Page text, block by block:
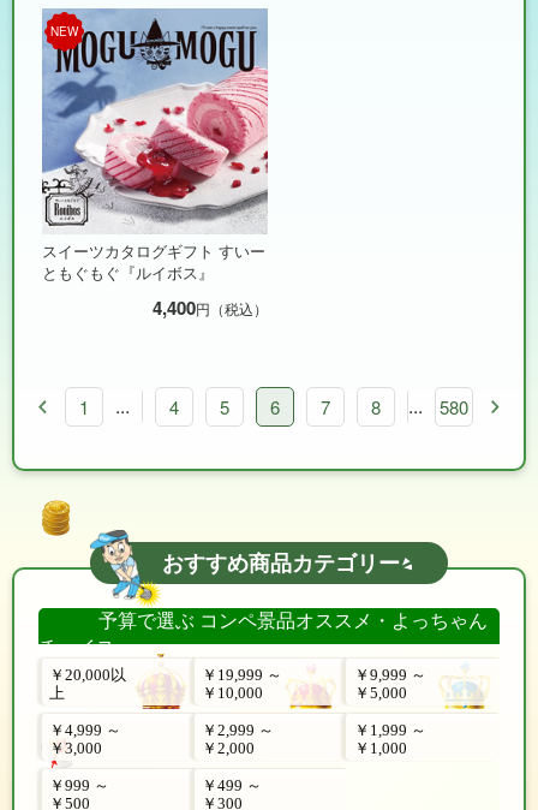
NEW
スイーツカタログギフト すいー
ともぐもぐ『ルイボス』
4,400円（税込）
1 ...
3 4 5 6 7 8 10
... 580
おすすめ商品カテゴリー
予算で選ぶ コンペ景品オススメ・よっちゃん
チョイス
￥20,000以
上
￥19,999 ～
￥10,000
￥9,999 ～
￥5,000
￥4,999 ～
￥3,000
￥2,999 ～
￥2,000
￥1,999 ～
￥1,000
￥999 ～
￥500
￥499 ～
￥300